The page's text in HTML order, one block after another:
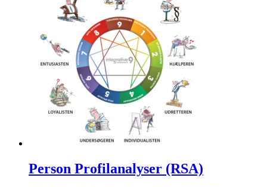
Person Profilanalyser (RSA)